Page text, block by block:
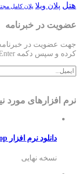
هتل پلان ویلا پلان کامل
عضویت در خبرنامه
جهت عضویت در خبرنامه
کرده و سپس دکمه Enter را بفشارید.
نرم افزارهای مورد
دانلود نرم افزار photoshop
نسخه نهایی